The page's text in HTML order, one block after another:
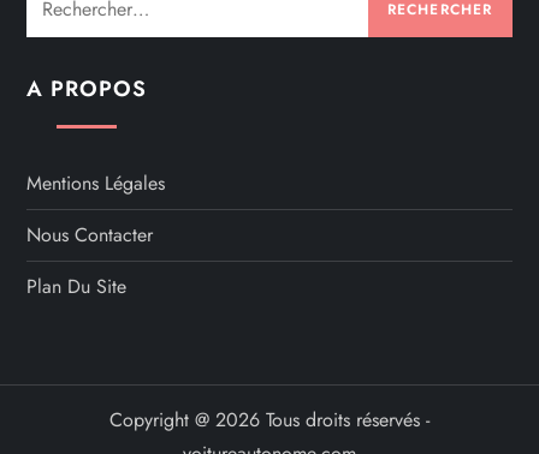
A PROPOS
Mentions Légales
Nous Contacter
Plan Du Site
Copyright @ 2026 Tous droits réservés -